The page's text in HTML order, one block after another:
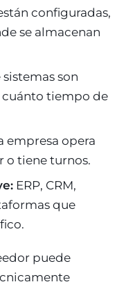
configuradas,
se almacenan
sistemas son
cuánto tiempo de
empresa opera
o tiene turnos.
ERP, CRM,
que
puede